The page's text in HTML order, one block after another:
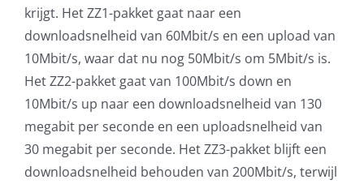
Microsoft software licenties
SLA overeenkomsten
Remote Help
WordPress SLA Contract
krijgt. Het ZZ1-pakket gaat naar een
downloadsnelheid van 60Mbit/s en een upload van
10Mbit/s, waar dat nu nog 50Mbit/s om 5Mbit/s is.
Het ZZ2-pakket gaat van 100Mbit/s down en
10Mbit/s up naar een downloadsnelheid van 130
megabit per seconde en een uploadsnelheid van
30 megabit per seconde. Het ZZ3-pakket blijft een
downloadsnelheid behouden van 200Mbit/s, terwijl